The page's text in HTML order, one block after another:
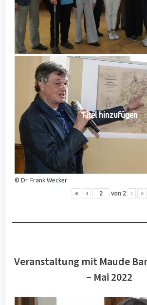
Titel hinzufügen
© Dr. Frank Wecker
« ‹ von 2 › »
Veranstaltung mit Maude
– Mai 2022